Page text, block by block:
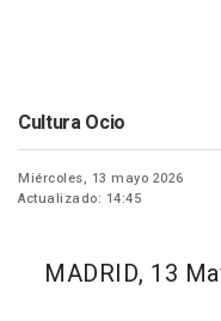
Cultura Ocio
Miércoles, 13 mayo 2026
Actualizado: 14:45
MADRID, 13